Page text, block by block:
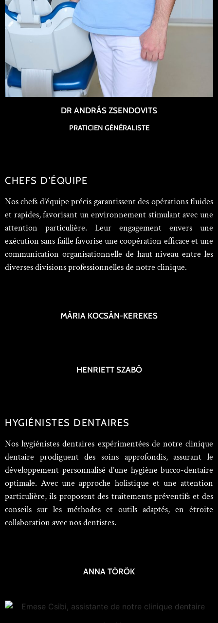
DR ANDRÁS ZSENDOVITS
PRATICIEN GÉNÉRALISTE
CHEFS D'ÉQUIPE
Nos chefs d’équipe précis garantissent des opérations fluides
et rapides, favorisant un environnement stimulant avec une
attention particulière. Leur engagement envers une
exécution sans faille favorise une coopération efficace et une
communication organisationnelle de haut niveau entre les
diverses divisions professionnelles de notre clinique.
MÁRIA KOCSÁN-KEREKES
HENRIETT SZABÓ
HYGIÉNISTES DENTAIRES
Nos hygiénistes dentaires expérimentées de notre clinique
dentaire prodiguent des soins approfondis, assurant le
développement personnalisé d’une hygiène bucco-dentaire
optimale. Avec une approche holistique et une attention
particulière, ils proposent des traitements préventifs et des
conseils sur les méthodes et outils adaptés, en étroite
collaboration avec nos dentistes.
ANNA TÖRÖK